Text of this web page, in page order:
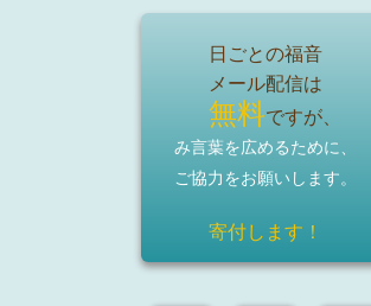
日ごとの福音
メール配信は
無料ですが、
み言葉を広めるために、
ご協力をお願いします。
寄付します！